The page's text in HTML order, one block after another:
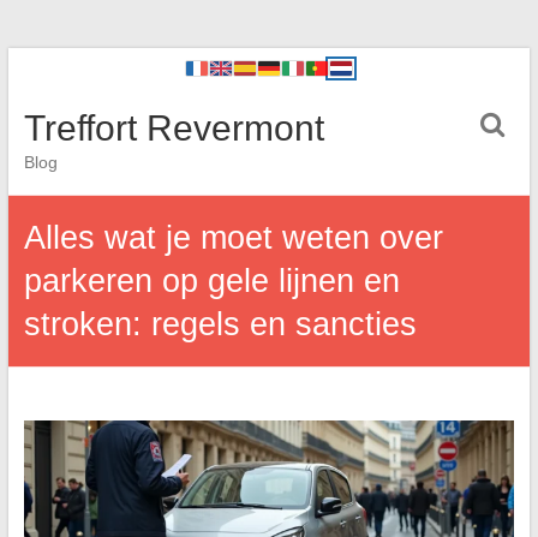
Treffort Revermont
Blog
Alles wat je moet weten over
parkeren op gele lijnen en
stroken: regels en sancties